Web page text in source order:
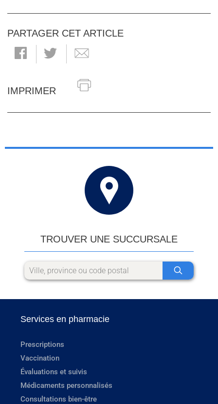
PARTAGER CET ARTICLE
IMPRIMER
TROUVER UNE SUCCURSALE
Services en pharmacie
Prescriptions
Vaccination
Évaluations et suivis
Médicaments personnalisés
Consultations bien-être